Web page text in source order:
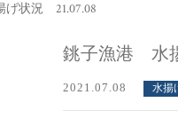
状況 21.07.08
銚子漁港 水
2021.07.08 水揚